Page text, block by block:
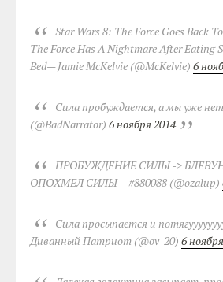
Star Wars 8: The Force Goes Back
The Force Has A Nightmare After Eating
Bed— Jamie McKelvie (@McKelvie)6
Сила пробуждается, а мы уже нет
(@BadNarrator)6 ноября 2014
ПРОБУЖДЕНИЕ СИЛЫ ->
ОПОХМЕЛ СИЛЫ— #880088 (@ozalup)
Сила просыпается и
Диванный Патриот (@ov_20)6